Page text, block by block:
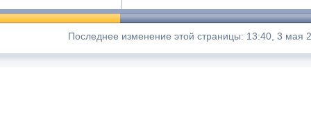
Последнее изменение этой страницы: 13:40, 3 мая